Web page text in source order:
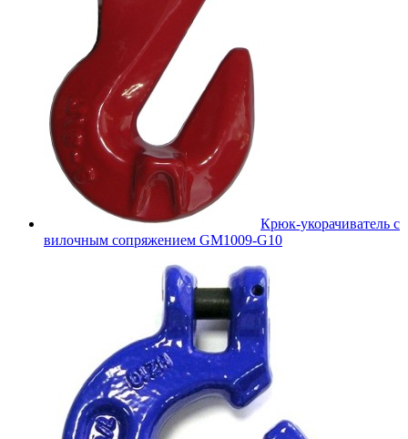
Крюк-укорачиватель с
вилочным сопряжением GM1009-G10